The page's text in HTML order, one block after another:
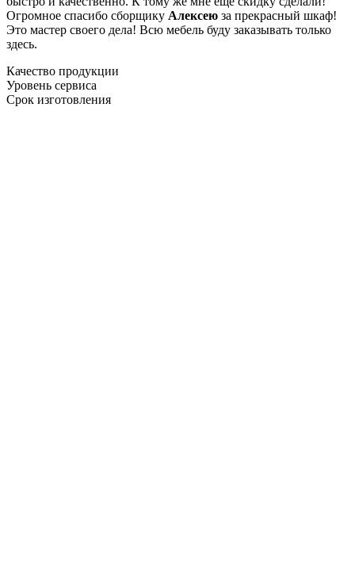
Огромное спасибо сборщику Алексею за прекрасный шкаф!
Это мастер своего дела! Всю мебель буду заказывать только
здесь.
Качество продукции
Уровень сервиса
Срок изготовления